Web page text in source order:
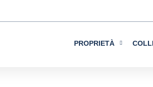
PROPRIETÀ
la vostra privacy
strettamente necessari per